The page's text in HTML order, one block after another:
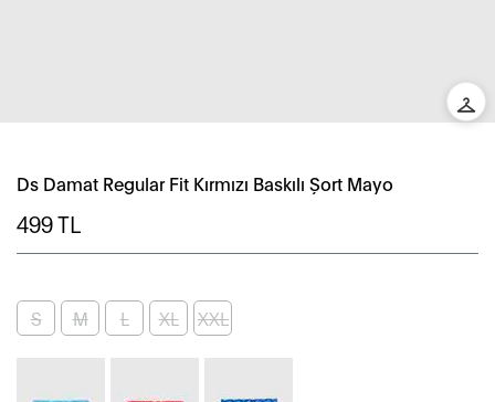
Ds Damat Regular Fit Kırmızı Baskılı Şort Mayo
499TL
S M L XL XXL